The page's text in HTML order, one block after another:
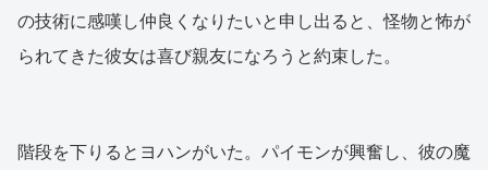
の技術に感嘆し仲良くなりたいと申し出ると、怪物と怖が
られてきた彼女は喜び親友になろうと約束した。
階段を下りるとヨハンがいた。パイモンが興奮し、彼の魔